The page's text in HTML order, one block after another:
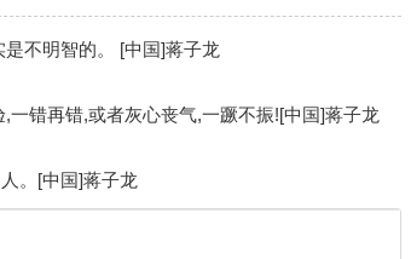
不明智的。 [中国]蒋子龙
错再错,或者灰心丧气,一蹶不振![中国]蒋子龙
。[中国]蒋子龙